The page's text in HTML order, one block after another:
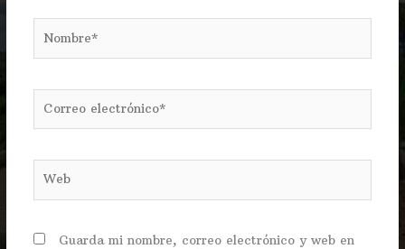
electrónico*
Guarda mi nombre, correo electrónico y web en